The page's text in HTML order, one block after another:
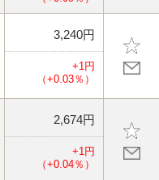
3,240円
+1円
（+0.03％）
2,674円
+1円
（+0.04％）